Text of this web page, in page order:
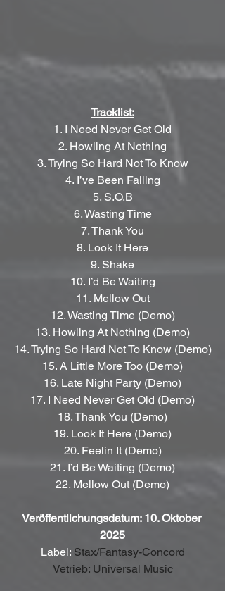
Tracklist:
1. I Need Never Get Old
2. Howling At Nothing
3. Trying So Hard Not To Know
4. I’ve Been Failing
5. S.O.B
6. Wasting Time
7. Thank You
8. Look It Here
9. Shake
10. I’d Be Waiting
11. Mellow Out
12. Wasting Time (Demo)
13. Howling At Nothing (Demo)
14. Trying So Hard Not To Know (Demo)
15. A Little More Too (Demo)
16. Late Night Party (Demo)
17. I Need Never Get Old (Demo)
18. Thank You (Demo)
19. Look It Here (Demo)
20. Feelin It (Demo)
21. I’d Be Waiting (Demo)
22. Mellow Out (Demo)
Veröffentlichungsdatum: 10. Oktober
2025
Label: Stax/Fantasy-Concord
Vetrieb: Universal Music